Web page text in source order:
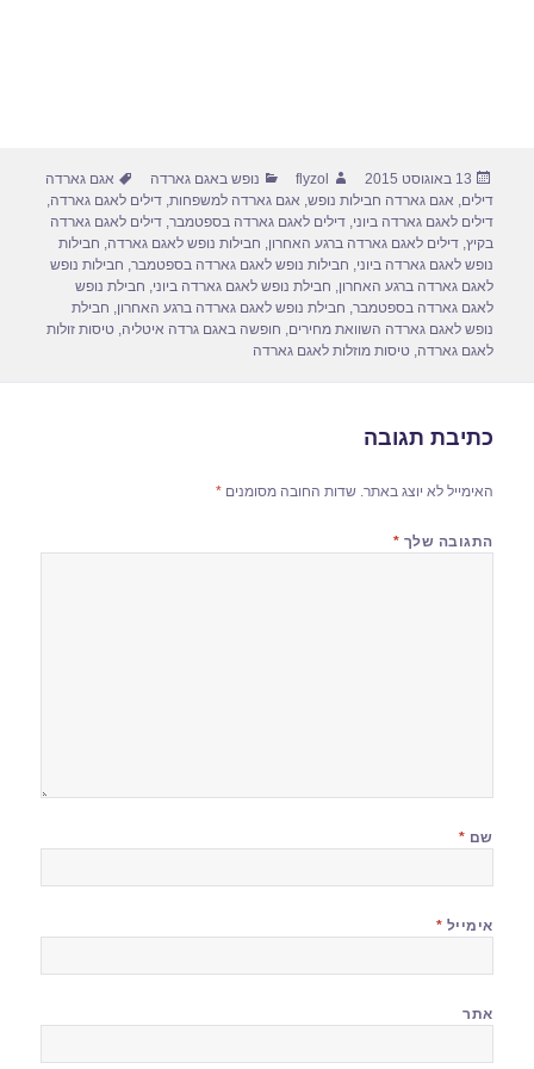
פורסם
בתאריך
13 באוגוסט 2015 מחבר
flyzol קטגוריות
נופש באגם גארדה תגיות
אגם גארדה
דילים, אגם גארדה חבילות נופש, אגם גארדה למשפחות,דילים לאגם גארדה,
דילים לאגם גארדה ביוני,דילים לאגם גארדה בספטמבר,דילים לאגם גארדה
בקיץ,דילים לאגם גארדה ברגע האחרון, חבילות נופש לאגם גארדה, חבילות
נופש לאגם גארדה ביוני, חבילות נופש לאגם גארדה בספטמבר, חבילות נופש
לאגם גארדה ברגע האחרון, חבילת נופש לאגם גארדה ביוני, חבילת נופש
לאגם גארדה בספטמבר, חבילת נופש לאגם גארדה ברגע האחרון, חבילת
נופש לאגם גארדה השוואת מחירים, חופשה באגם גרדה איטליה,טיסות זולות
לאגם גארדה,טיסות מוזלות לאגם גארדה
כתיבת תגובה
האימייל לא יוצג באתר. שדות החובה מסומנים*
התגובה שלך *
שם *
אימייל *
אתר